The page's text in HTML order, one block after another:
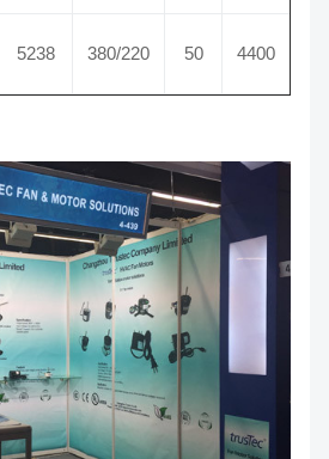
5238 380/220 50 4400